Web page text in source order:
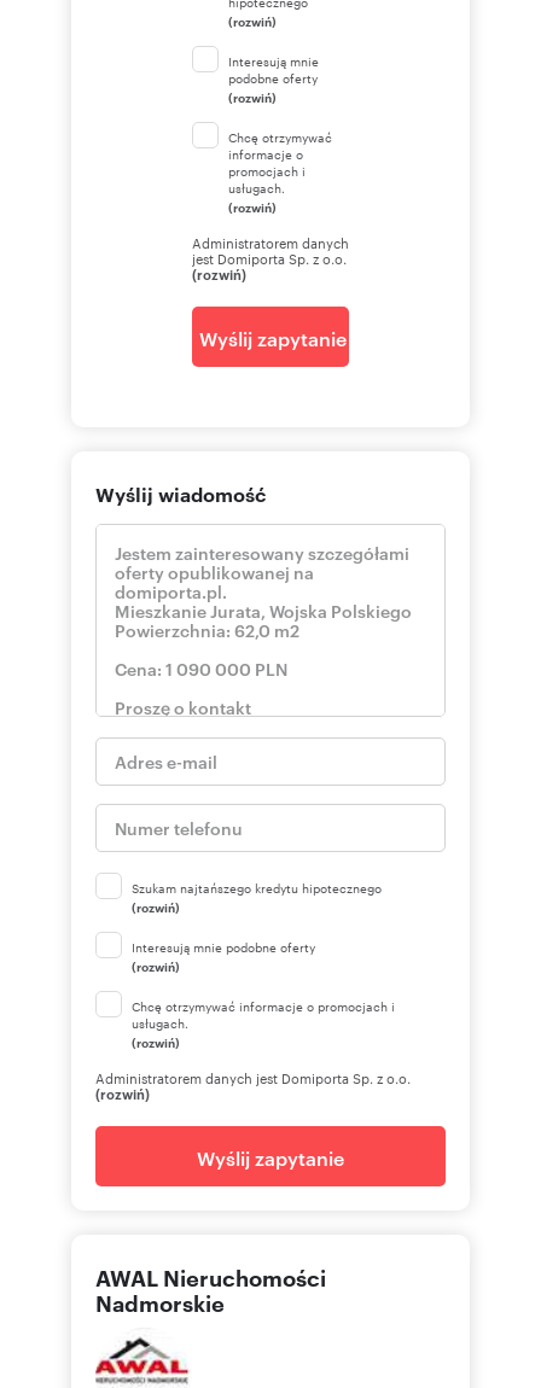
(rozwiń)
Interesują mnie
podobne oferty
(rozwiń)
Chcę otrzymywać
informacje o
promocjach i
usługach.
(rozwiń)
Administratorem danych
jest Domiporta Sp. z o.o.
(rozwiń)
Wyślij zapytanie
Wyślij wiadomość
Szukam najtańszego kredytu hipotecznego
(rozwiń)
Interesują mnie podobne oferty
(rozwiń)
Chcę otrzymywać informacje o promocjach i
usługach.
(rozwiń)
Administratorem danych jest Domiporta Sp. z o.o.
(rozwiń)
Wyślij zapytanie
AWAL Nieruchomości
Nadmorskie